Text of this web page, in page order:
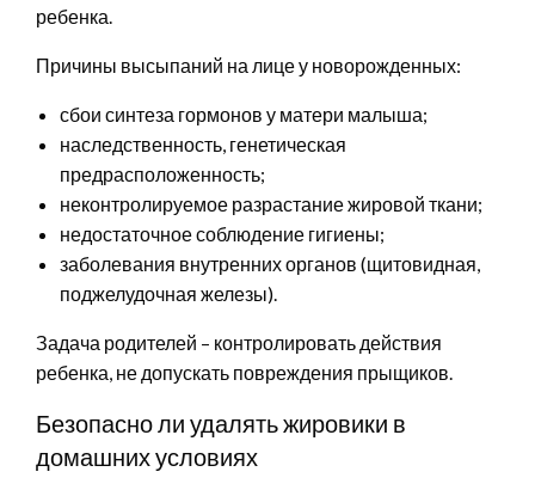
ребенка.
Причины высыпаний на лице у новорожденных:
сбои синтеза гормонов у матери малыша;
наследственность, генетическая
предрасположенность;
неконтролируемое разрастание жировой ткани;
недостаточное соблюдение гигиены;
заболевания внутренних органов (щитовидная,
поджелудочная железы).
Задача родителей – контролировать действия
ребенка, не допускать повреждения прыщиков.
Безопасно ли удалять жировики в
домашних условиях